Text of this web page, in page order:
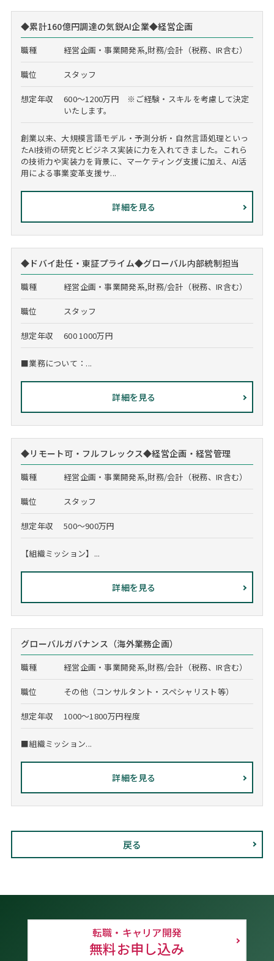
◆累計160億円調達の気鋭AI企業◆経営企画
職種 経営企画・事業開発系,財務/会計（税務、IR含む）
職位 スタッフ
想定年収
600～1200万円 ※ご経験・スキルを考慮して決定
いたします。
創業以来、大規模言語モデル・予測分析・自然言語処理といっ
たAI技術の研究とビジネス実装に力を入れてきました。これら
の技術力や実装力を背景に、マーケティング支援に加え、AI活
用による事業変革支援サ...
詳細を見る
◆ドバイ赴任・東証プライム◆グローバル内部統制担当
職種 経営企画・事業開発系,財務/会計（税務、IR含む）
職位 スタッフ
想定年収 600 1000万円
■業務について：...
詳細を見る
◆リモート可・フルフレックス◆経営企画・経営管理
職種 経営企画・事業開発系,財務/会計（税務、IR含む）
職位 スタッフ
想定年収 500～900万円
【組織ミッション】...
詳細を見る
グローバルガバナンス（海外業務企画）
職種 経営企画・事業開発系,財務/会計（税務、IR含む）
職位 その他（コンサルタント・スペシャリスト等）
想定年収 1000～1800万円程度
■組織ミッション...
詳細を見る
戻る
転職・キャリア開発
無料お申し込み